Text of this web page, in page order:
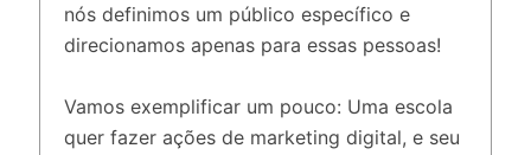
nós definimos um público específico e
direcionamos apenas para essas pessoas!
Vamos exemplificar um pouco: Uma escola
quer fazer ações de marketing digital, e seu